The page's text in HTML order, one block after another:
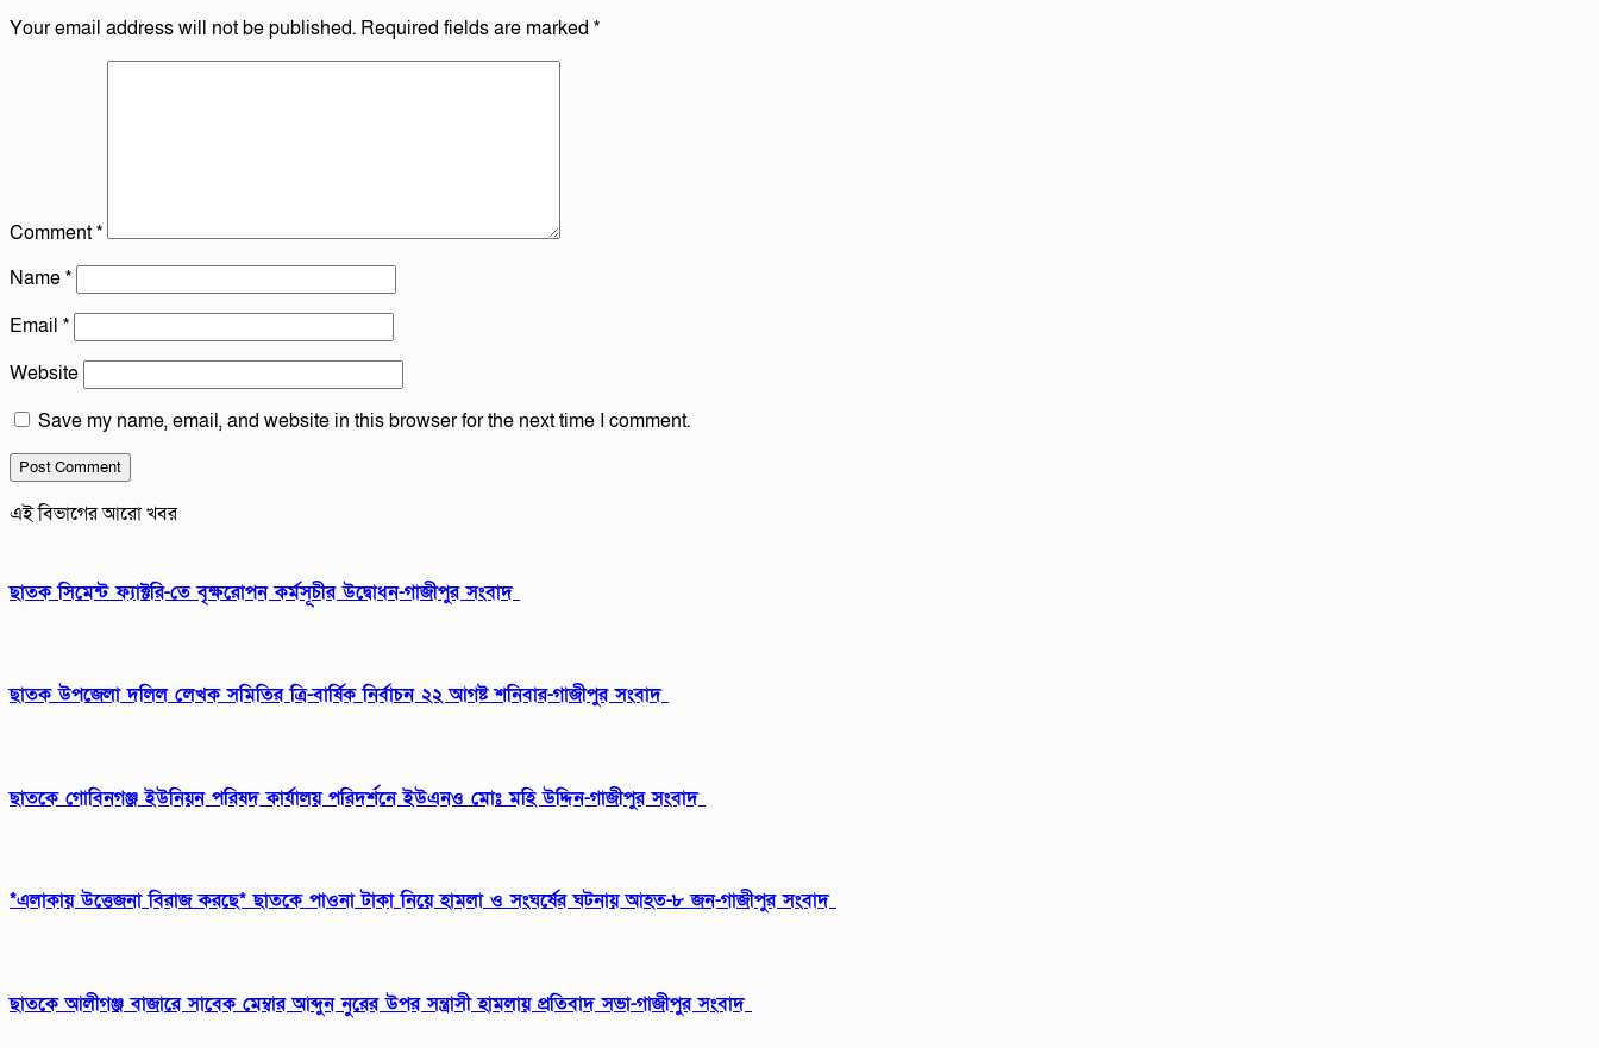
Your email address will not be published. Required fields are marked *
Comment*
Name*
Email *
Website
Save my name, email, and website in this browser for the next time I comment.
এই বিভাগের আরো খবর
ছাতক সিমেন্ট ফ্যাক্টরি-তে বৃক্ষরোপন কর্মসূচীর উদ্বোধন-গাজীপুর সংবাদ
ছাতক উপজেলা দলিল লেখক সমিতির ত্রি-বার্ষিক নির্বাচন ২২ আগষ্ট শনিবার-গাজীপুর সংবাদ
ছাতকে গোবিনগঞ্জ ইউনিয়ন পরিষদ কার্যালয় পরিদর্শনে ইউএনও মোঃ মহি উদ্দিন-গাজীপুর সংবাদ
*এলাকায় উত্তেজনা বিরাজ করছে* ছাতকে পাওনা টাকা নিয়ে হামলা ও সংঘর্ষের ঘটনায় আহত-৮ জন-গাজীপুর সংবাদ
ছাতকে আলীগঞ্জ বাজারে সাবেক মেম্বার আব্দুন নুরের উপর সন্ত্রাসী হামলায় প্রতিবাদ সভা-গাজীপুর সংবাদ